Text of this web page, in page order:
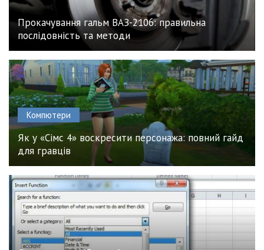
Прокачування гальм ВАЗ-2106: правильна
послідовність та методи
Компютери
Як у «Сімс 4» воскресити персонажа: повний гайд
для гравців